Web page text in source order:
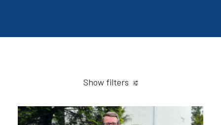
Show filters